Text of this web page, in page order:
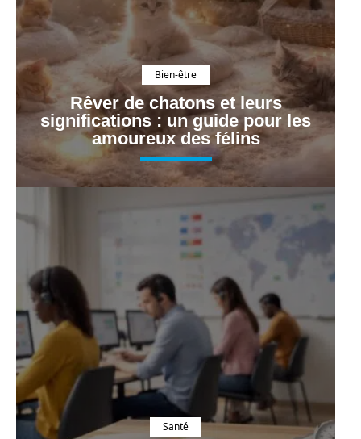
Bien-être
Rêver de chatons et leurs
significations : un guide pour les
amoureux des félins
Santé